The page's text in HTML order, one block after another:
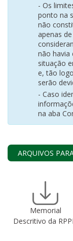
- Os
ponto na
não
apenas
não havia
situação
e, tão
serão
- Caso
na aba
ARQUIVOS
Memorial
Descritivo da